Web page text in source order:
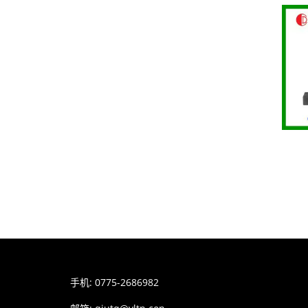
手机: 0775-2686982